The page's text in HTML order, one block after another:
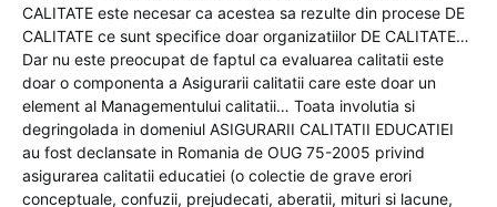
CALITATE este necesar ca acestea sa rezulte din procese DE
CALITATE ce sunt specifice doar organizatiilor DE CALITATE…
Dar nu este preocupat de faptul ca evaluarea calitatii este
doar o componenta a Asigurarii calitatii care este doar un
element al Managementului calitatii… Toata involutia si
degringolada in domeniul ASIGURARII CALITATII EDUCATIEI
au fost declansate in Romania de OUG 75-2005 privind
asigurarea calitatii educatiei (o colectie de grave erori
conceptuale, confuzii, prejudecati, aberatii, mituri si lacune,